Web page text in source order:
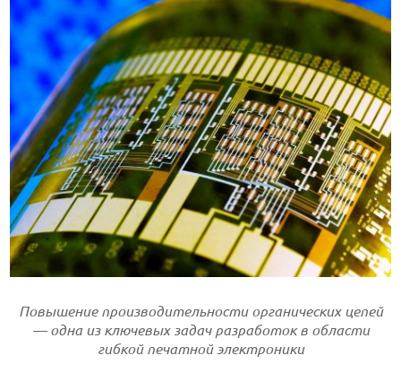
Повышение производительности органических цепей
— одна из ключевых задач разработок в области
гибкой печатной электроники